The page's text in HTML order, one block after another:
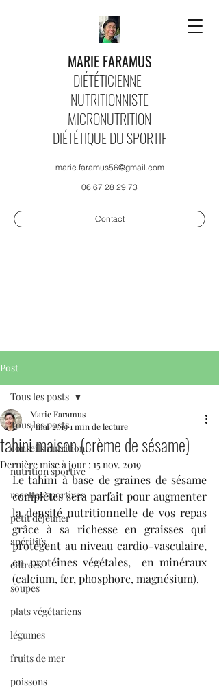
MARIE FARAMUS
DIÉTÉTICIENNE-
NUTRITIONNISTE
MICRONUTRITION
DIÉTÉTIQUE DU SPORTIF
marie.faramus56@gmail.com
06 67 28 29 73
Contact
Post
Tous les posts
conseils nutrition
nutrition sportive
recettes sportives
petit déjeuner
apéritifs
entrées
soupes
plats végétariens
légumes
fruits de mer
poissons
Tous les posts
tahini maison (crème de sésame)
Marie Faramus
7 mai 20191 min de lecture
Dernière mise à jour : 15 nov. 2019
Le tahini à base de graines de sésame
complètes sera parfait pour augmenter
la densité nutritionnelle de vos repas
grâce à sa richesse en graisses qui
protègent au niveau cardio-vasculaire,
en protéines végétales,  en minéraux
(calcium, fer, phosphore, magnésium).